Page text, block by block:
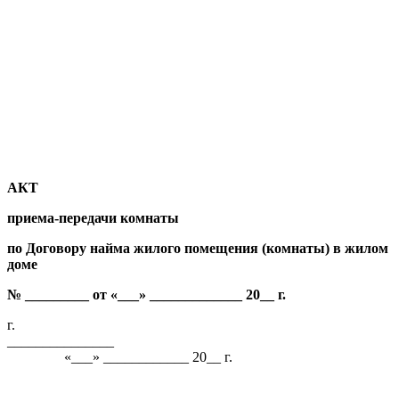
АКТ
приема-передачи комнаты
по Договору найма жилого помещения (комнаты) в жилом
доме
№ _________ от «___» _____________ 20__ г.
г.
«___» ____________ 20__ г.